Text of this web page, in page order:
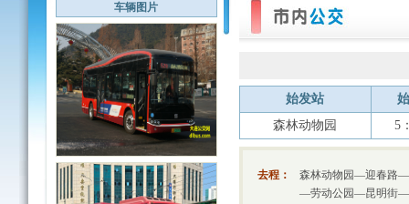
车辆图片
始发站
森林动物园
5
去程：
森林动物园—迎春路
—劳动公园—昆明街—